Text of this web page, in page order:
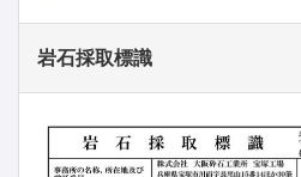
岩石採取標識